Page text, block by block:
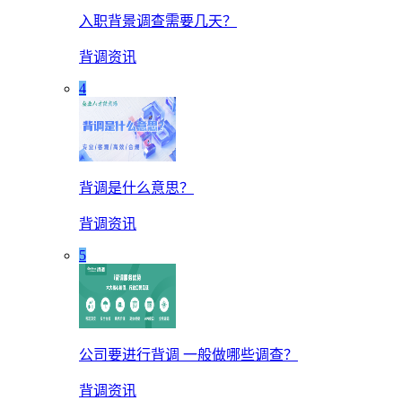
入职背景调查需要几天？
背调资讯
4
背调是什么意思？
背调资讯
5
公司要进行背调 一般做哪些调查？
背调资讯